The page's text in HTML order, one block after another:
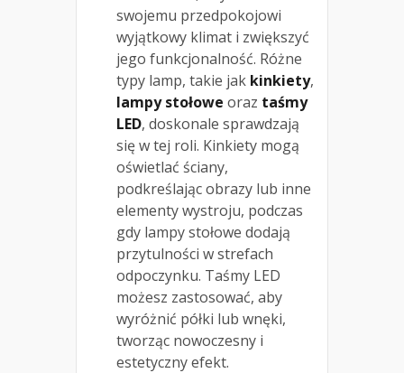
swojemu przedpokojowi
wyjątkowy klimat i zwiększyć
jego funkcjonalność. Różne
typy lamp, takie jak kinkiety,
lampy stołowe oraz taśmy
LED, doskonale sprawdzają
się w tej roli. Kinkiety mogą
oświetlać ściany,
podkreślając obrazy lub inne
elementy wystroju, podczas
gdy lampy stołowe dodają
przytulności w strefach
odpoczynku. Taśmy LED
możesz zastosować, aby
wyróżnić półki lub wnęki,
tworząc nowoczesny i
estetyczny efekt.